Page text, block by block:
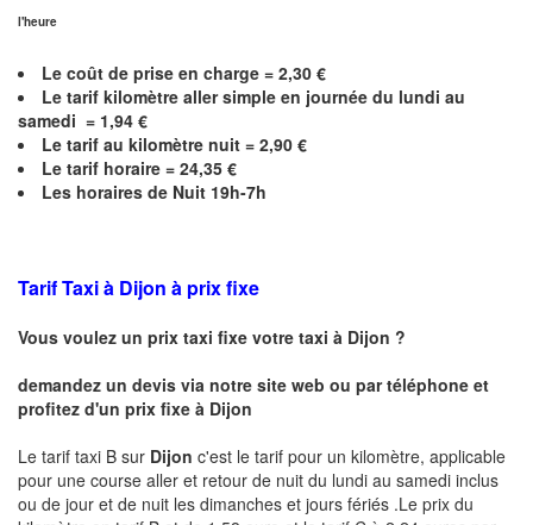
l'heure
Le coût de prise en charge = 2,30 €
Le tarif kilomètre aller simple en journée du lundi au
samedi = 1,94 €
Le tarif au kilomètre nuit = 2,90 €
Le tarif horaire = 24,35 €
Les horaires de Nuit 19h-7h
Tarif Taxi à Dijon à prix fixe
Vous voulez un prix taxi fixe votre taxi à Dijon ?
demandez un devis via notre site web ou par téléphone et
profitez d'un prix fixe à Dijon
Le tarif taxi B sur Dijon c'est le tarif pour un kilomètre, applicable
pour une course aller et retour de nuit du lundi au samedi inclus
ou de jour et de nuit les dimanches et jours fériés .Le prix du